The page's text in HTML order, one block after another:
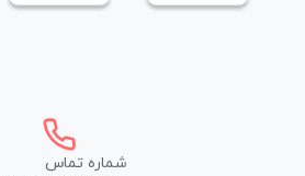
شماره تماس